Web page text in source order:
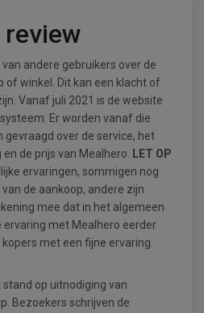
andere gebruikers over de
of winkel. Dit kan een klacht of
Vanaf juli 2021 is de website
Er worden vanaf die
over de service, het
de prijs van Mealhero.
LET OP
ervaringen, sommigen nog
de aankoop, andere zijn
mee dat in het algemeen
met Mealhero eerder
met een fijne ervaring.
stand op uitnodiging van
Bezoekers schrijven de